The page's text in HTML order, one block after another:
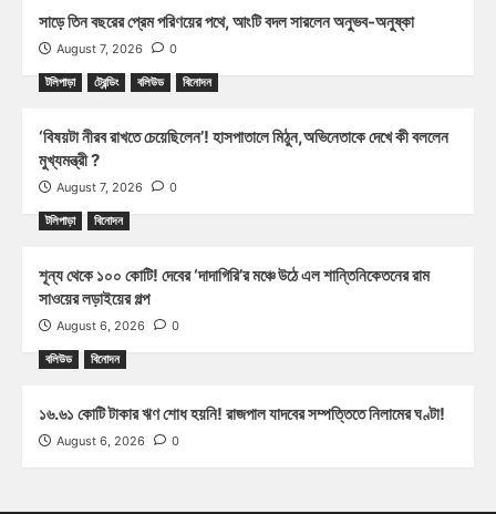
সাড়ে তিন বছরের প্রেম পরিণয়ের পথে, আংটি বদল সারলেন অনুভব-অনুষ্কা
August 7, 2026 0
টলিপাড়া ট্রেন্ডিং বলিউড বিনোদন
‘বিষয়টা নীরব রাখতে চেয়েছিলেন’! হাসপাতালে মিঠুন,অভিনেতাকে দেখে কী বললেন
মুখ্যমন্ত্রী ?
August 7, 2026 0
টলিপাড়া বিনোদন
শূন্য থেকে ১০০ কোটি! দেবের ‘দাদাগিরি’র মঞ্চে উঠে এল শান্তিনিকেতনের রাম
সাওয়ের লড়াইয়ের গল্প
August 6, 2026 0
বলিউড বিনোদন
১৬.৬১ কোটি টাকার ঋণ শোধ হয়নি! রাজপাল যাদবের সম্পত্তিতে নিলামের ঘণ্টা!
August 6, 2026 0